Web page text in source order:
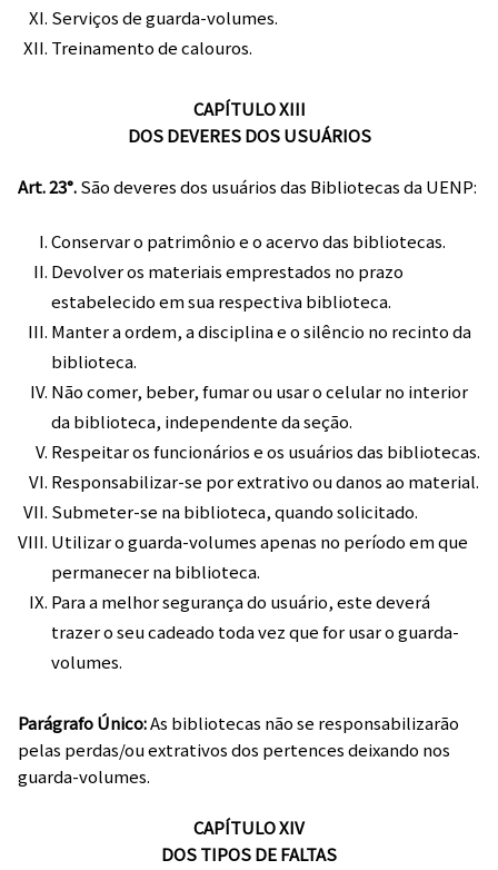
Serviços de guarda-volumes.
Treinamento de calouros.
CAPÍTULO XIII
DOS DEVERES DOS USUÁRIOS
Art. 23°.São deveres dos usuários das Bibliotecas da UENP:
Conservar o patrimônio e o acervo das bibliotecas.
Devolver os materiais emprestados no prazo
estabelecido em sua respectiva biblioteca.
Manter a ordem, a disciplina e o silêncio no recinto da
biblioteca.
Não comer, beber, fumar ou usar o celular no interior
da biblioteca, independente da seção.
Respeitar os funcionários e os usuários das bibliotecas.
Responsabilizar-se por extrativo ou danos ao material.
Submeter-se na biblioteca, quando solicitado.
Utilizar o guarda-volumes apenas no período em que
permanecer na biblioteca.
Para a melhor segurança do usuário, este deverá
trazer o seu cadeado toda vez que for usar o guarda-
volumes.
Parágrafo Único:As bibliotecas não se responsabilizarão
pelas perdas/ou extrativos dos pertences deixando nos
guarda-volumes.
CAPÍTULO XIV
DOS TIPOS DE FALTAS